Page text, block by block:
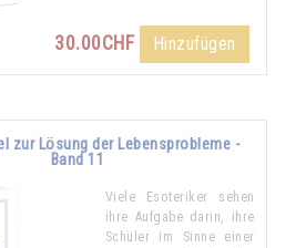
30.00CHF Hinzufügen
zur Lösung der Lebensprobleme -
Band 11
Viele Esoteriker sehen
ihre Aufgabe darin, ihre
Schüler im Sinne einer